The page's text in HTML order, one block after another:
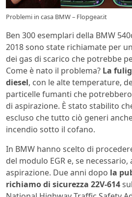
Problemi in casa BMW – Flopgear.it
Ben 300 esemplari della BMW
2018 sono state richiamate per
dei gas di scarico che potrebbe
Come è nato il problema? La
diesel, con le alte temperature,
particelle fumanti che
di aspirazione. È stato stabilito
escluso che tutto ciò generi
incendio sotto il cofano.
In BMW hanno scelto di
del modulo EGR e, se
aspirazione. Due anni dopo la
richiamo di sicurezza 22V-614